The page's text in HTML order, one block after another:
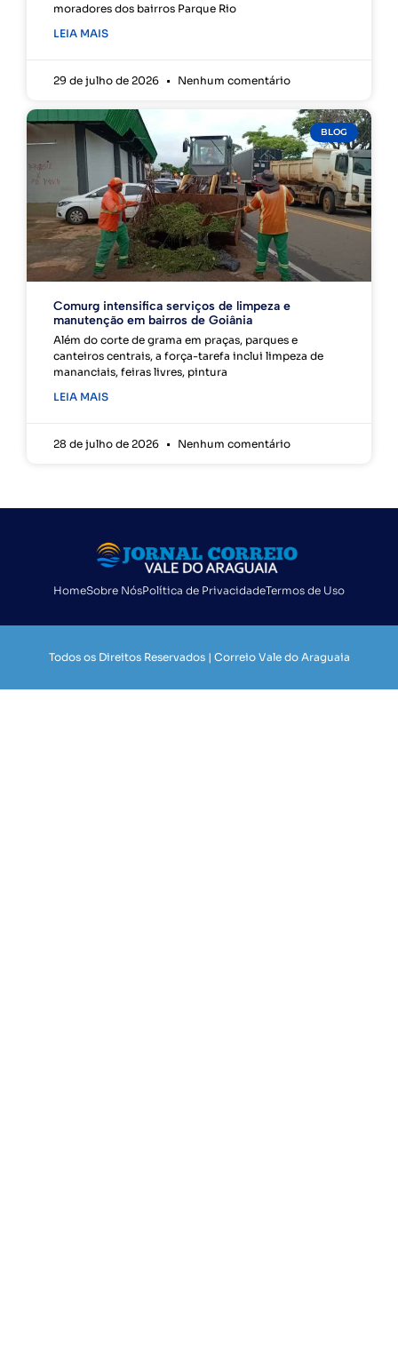
moradores dos bairros Parque Rio
LEIA MAIS
29 de julho de 2026 Nenhum comentário
BLOG
Comurg intensifica serviços de limpeza e
manutenção em bairros de Goiânia
Além do corte de grama em praças, parques e
canteiros centrais, a força-tarefa inclui limpeza de
mananciais, feiras livres, pintura
LEIA MAIS
28 de julho de 2026 Nenhum comentário
HomeSobre NósPolítica de PrivacidadeTermos de Uso
Todos os Direitos Reservados | Correio Vale do Araguaia